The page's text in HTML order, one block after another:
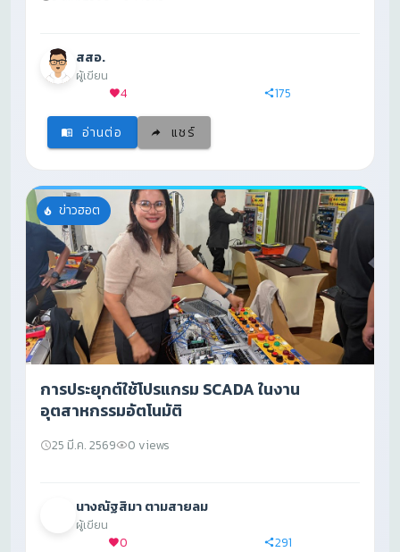
สสอ.
ผู้เขียน
4 175
อ่านต่อ แชร์
ข่าวฮอต
การประยุกต์ใช้โปรแกรม SCADA ในงาน
อุตสาหกรรมอัตโนมัติ
25 มี.ค. 2569 0 views
นางณัฐสิมา ตามสายลม
ผู้เขียน
0 291